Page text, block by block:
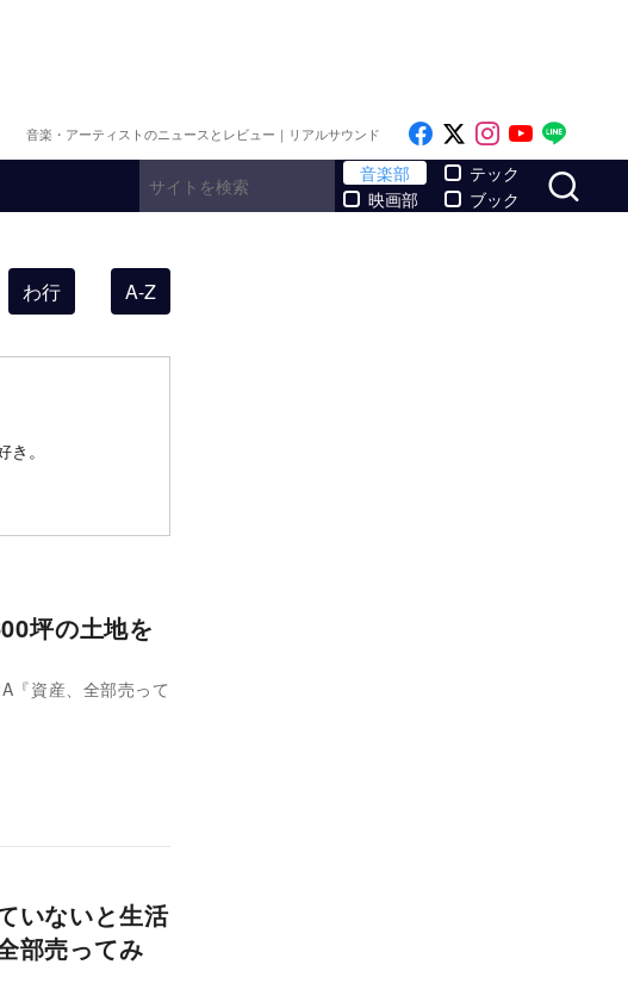
音楽・アーティストのニュースとレビュー｜リアルサウンド Like on Facebook
Follow on x
Follow on
Follow
音楽部
映画部
テック
ブック
わ行 A-Z
。
坪の土地を
『資産、全部売って
いないと生活
部売ってみ